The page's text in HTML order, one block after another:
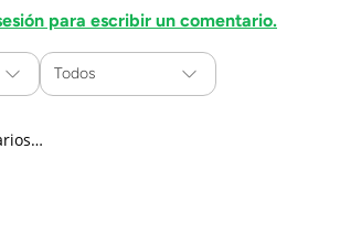
para escribir un comentario.
Todos